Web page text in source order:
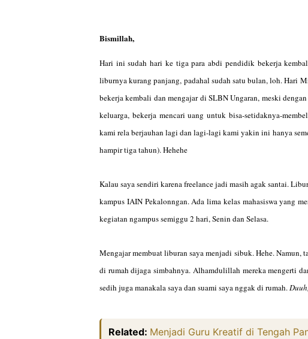
Bismillah,
Hari ini sudah hari ke tiga para abdi pendidik bekerja
liburnya kurang panjang, padahal sudah satu bulan, loh. Hari
bekerja kembali dan mengajar di SLBN Ungaran, meski
keluarga, bekerja mencari uang untuk bisa-setidaknya-
kami rela berjauhan lagi dan lagi-lagi kami yakin ini hanya
hampir tiga tahun). Hehehe
Kalau saya sendiri karena freelance jadi masih agak santai.
kampus IAIN Pekalonngan. Ada lima kelas mahasiswa yang
kegiatan ngampus semiggu 2 hari, Senin dan Selasa.
Mengajar membuat liburan saya menjadi sibuk. Hehe. Namun,
di rumah dijaga simbahnya. Alhamdulillah mereka mengerti
sedih juga manakala saya dan suami saya nggak di rumah.
Related: Menjadi Guru Kreatif di Tengah